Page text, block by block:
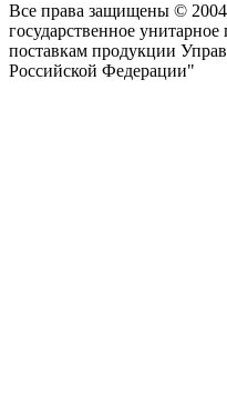
Все права защищены ©
государственное
поставкам продукции
Российской Федерации"